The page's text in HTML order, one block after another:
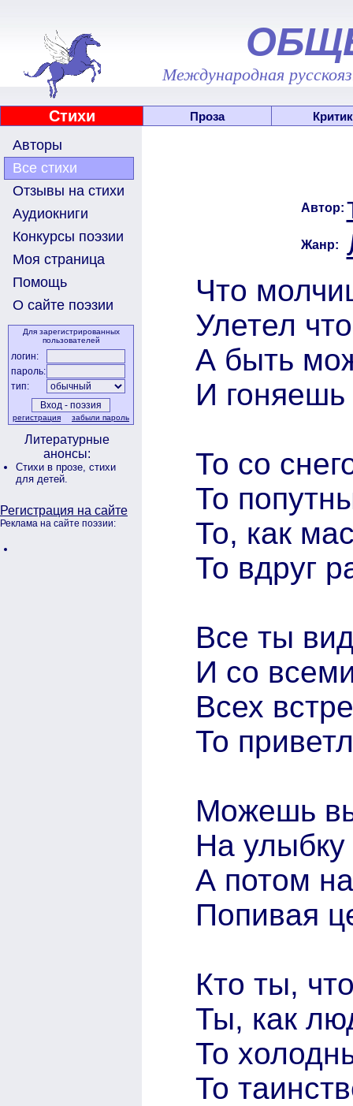
Международная
Стихи Проза
Авторы
Все стихи
Отзывы на стихи
Аудиокниги
Конкурсы поэзии
Моя страница
Помощь
О сайте поэзии
Для зарегистрированных
пользователей
логин:
пароль:
тип:
регистрация забыли пароль
Литературные
анонсы:
Стихи в прозе, стихи
для детей.
Регистрация на сайте
Реклама на сайте поэзии:
Автор:
Жанр:
Что
Улетел
А быть
И гоняешь
То со
То
То, как
То вдруг
Все ты
И со
Всех
То
Можешь
На
А потом
Попивая
Кто ты,
Ты, как
То
То